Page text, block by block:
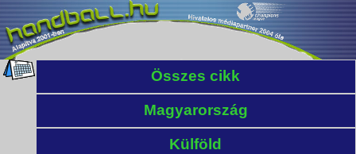
Összes cikk
Magyarország
Külföld